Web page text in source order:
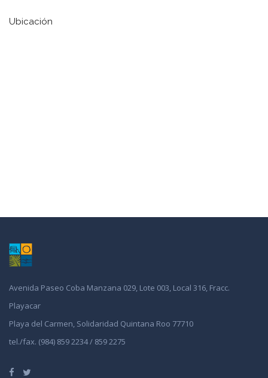
Ubicación
Avenida Paseo Coba Manzana 029, Lote 003, Local 316, Fracc.
Playacar
Playa del Carmen, Solidaridad Quintana Roo 77710
tel./fax. (984) 859 2234 / 859 2275